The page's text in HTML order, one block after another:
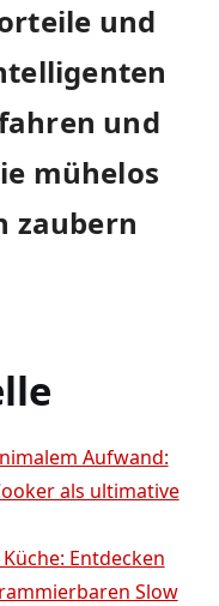
‍und
und
mühelos
zaubern
Aufwand:
als ultimative
‌Entdecken
Slow